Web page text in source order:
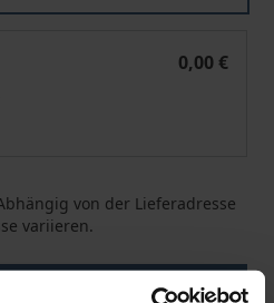
0,00 €
von der Lieferadresse
variieren.